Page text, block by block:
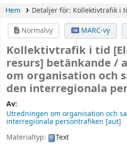
Hem Detaljer för: Kollektivtrafik i
Normalvy
MARC-vy
Kollektivtrafik i tid
resurs] betänkande /
om organisation och
den interregionala
Av:
Utredningen om organisation och
interregionala persontrafiken [aut]
Materialtyp:
Text